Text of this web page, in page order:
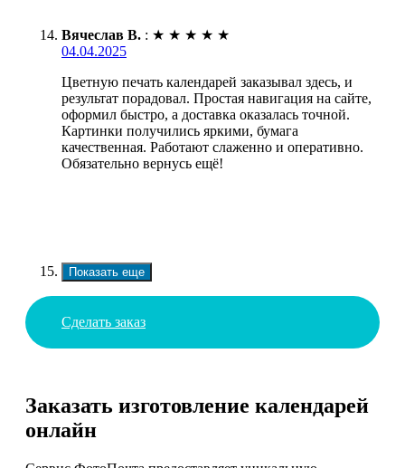
Вячеслав В. : ★ ★ ★ ★ ★
04.04.2025
Цветную печать календарей заказывал здесь, и
результат порадовал. Простая навигация на сайте,
оформил быстро, а доставка оказалась точной.
Картинки получились яркими, бумага
качественная. Работают слаженно и оперативно.
Обязательно вернусь ещё!
Показать еще
Сделать заказ
Заказать изготовление календарей
онлайн